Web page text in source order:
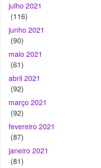
julho 2021
(116)
junho 2021
(90)
maio 2021
(61)
abril 2021
(92)
março 2021
(92)
fevereiro 2021
(87)
janeiro 2021
(81)